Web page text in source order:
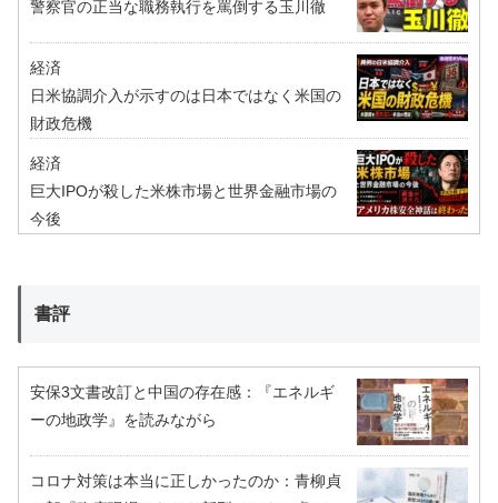
警察官の正当な職務執行を罵倒する玉川徹
経済
日米協調介入が示すのは日本ではなく米国の
財政危機
経済
巨大IPOが殺した米株市場と世界金融市場の
今後
書評
安保3文書改訂と中国の存在感：『エネルギ
ーの地政学』を読みながら
コロナ対策は本当に正しかったのか：青柳貞